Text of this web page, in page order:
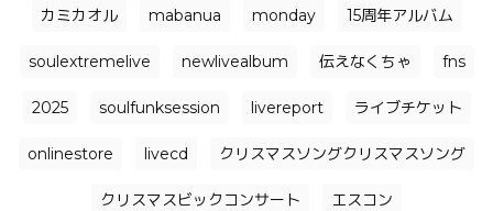
カミカオル mabanua monday 15周年アルバム
soulextremelive newlivealbum 伝えなくちゃ fns
2025 soulfunksession livereport ライブチケット
onlinestore livecd クリスマスソングクリスマスソング
クリスマスビックコンサート エスコン